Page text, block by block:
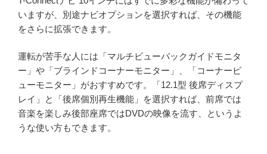
いますが、別途ナビオプションを選択すれば、その機能
をさらに拡張できます。
運転が苦手な人には「マルチビューバックガイドモニタ
ー」や「ブラインドコーナーモニター」、「コーナービ
ューモニター」がおすすめです。「12.1型 後席ディスプ
レイ」と「後席個別再生機能」を選択すれば、前席では
音楽を楽しみ後部座席ではDVDの映像を流す、というよ
うな使い方もできます。